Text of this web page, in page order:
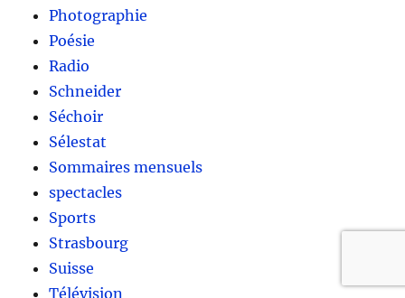
Photographie
Poésie
Radio
Schneider
Séchoir
Sélestat
Sommaires mensuels
spectacles
Sports
Strasbourg
Suisse
Télévision